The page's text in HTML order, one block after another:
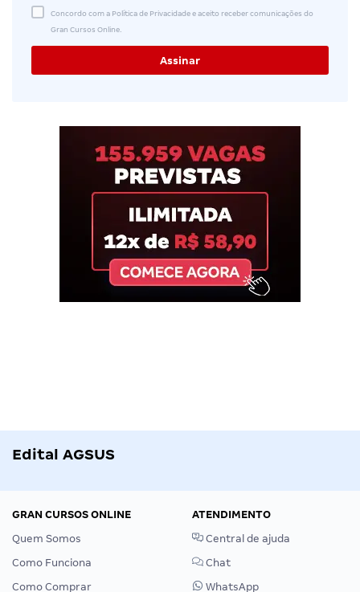
Concordo com a Política de Privacidade e aceito receber comunicações do
Gran Cursos Online.
Edital AGSUS
GRAN CURSOS ONLINE
Quem Somos
Como Funciona
Como Comprar
ATENDIMENTO
Central de ajuda
Chat
WhatsApp